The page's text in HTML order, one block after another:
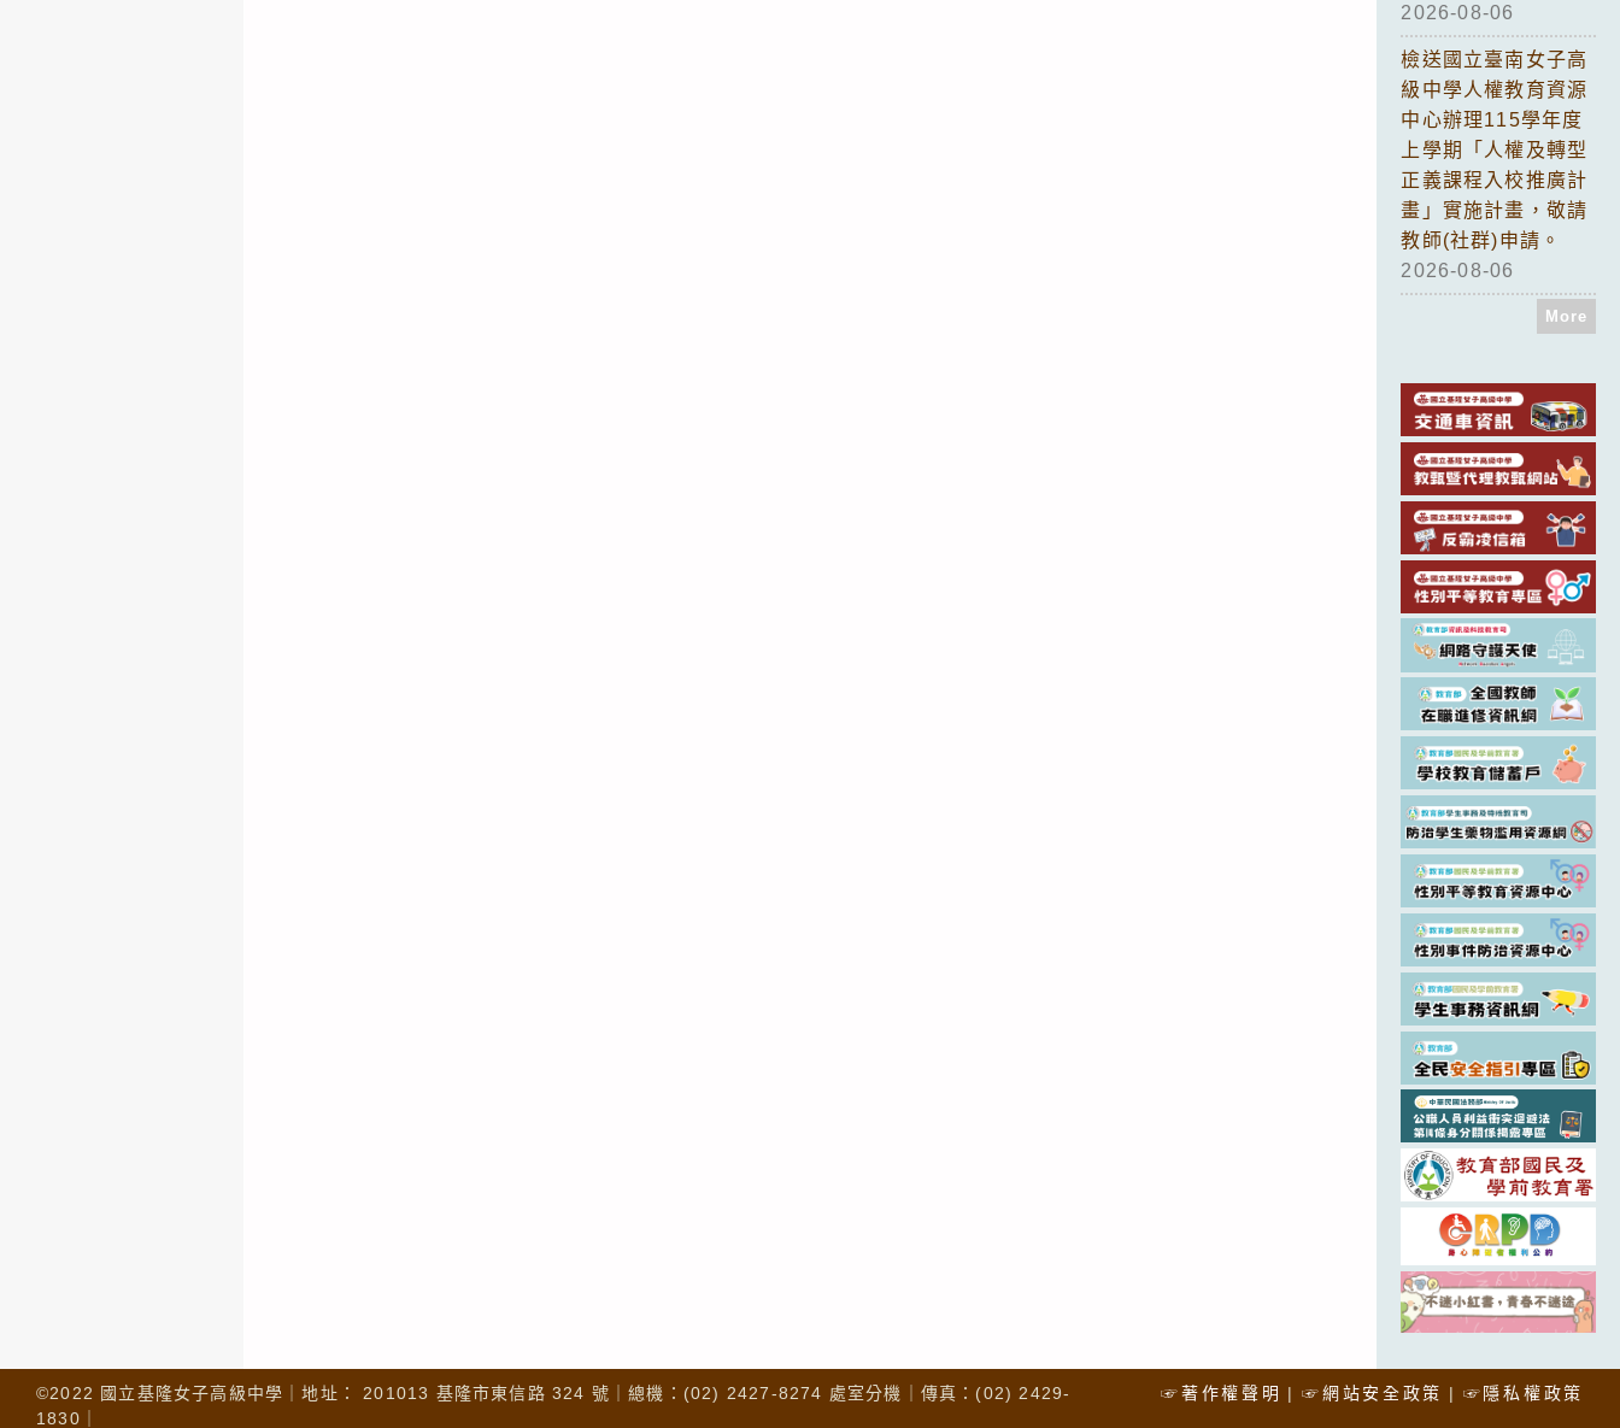
2026-08-06
檢送國立臺南女子高
級中學人權教育資源
中心辦理115學年度
上學期「人權及轉型
正義課程入校推廣計
畫」實施計畫，敬請
教師(社群)申請。
2026-08-06
More
☞著作權聲明 ☞網站安全政策 ☞隱私權政策
©2022 國立基隆女子高級中學｜地址： 201013 基隆市東信路 324 號｜總機：(02) 2427-8274 處室分機｜傳真：(02) 2429-
1830｜